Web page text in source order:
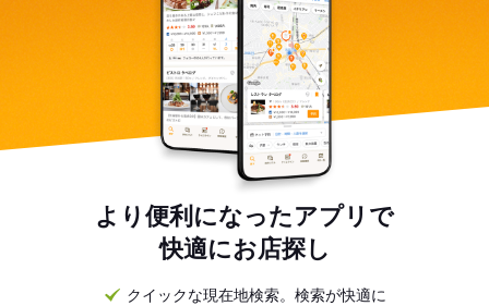
より便利になったアプリで
快適にお店探し
クイックな現在地検索。検索が快適に